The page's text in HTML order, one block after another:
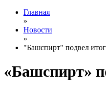
Главная
»
Новости
»
"Башспирт" подвел
«Башспирт»